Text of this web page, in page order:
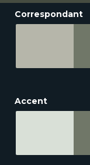
Correspondant
Accent